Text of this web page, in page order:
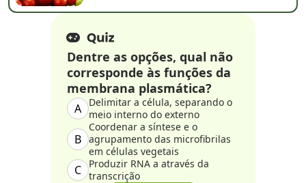
Dentre as opções, qual não
corresponde às funções da
membrana plasmática?
A
Delimitar a célula, separando o
meio interno do externo
B
Coordenar a síntese e o
agrupamento das microfibrilas
em células vegetais
C
Produzir RNA a através da
transcrição